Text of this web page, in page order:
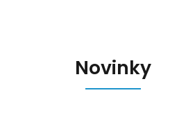
Novinky